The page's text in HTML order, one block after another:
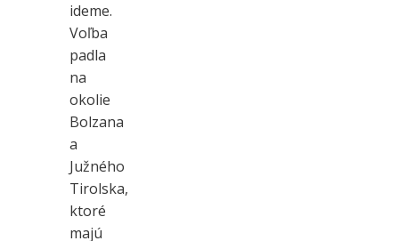
ideme.
Voľba
padla
na
okolie
Bolzana
a
Južného
Tirolska,
ktoré
majú